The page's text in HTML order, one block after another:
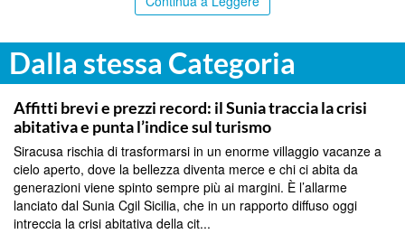
Dalla stessa Categoria
SIRACUSA
Affitti brevi e prezzi record: il Sunia traccia la crisi
abitativa e punta l’indice sul turismo
Siracusa rischia di trasformarsi in un enorme villaggio vacanze a
cielo aperto, dove la bellezza diventa merce e chi ci abita da
generazioni viene spinto sempre più ai margini. È l’allarme
lanciato dal Sunia Cgil Sicilia, che in un rapporto diffuso oggi
intreccia la crisi abitativa della cit...